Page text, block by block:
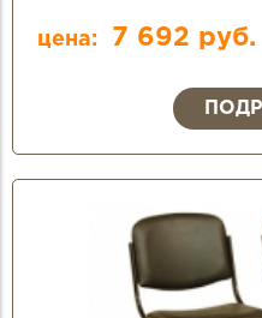
цена: 7 692 руб.